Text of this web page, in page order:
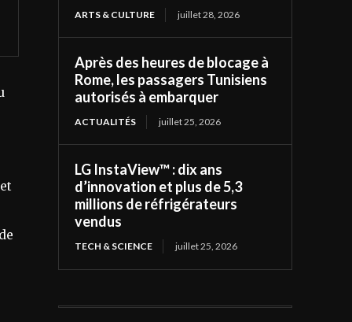
ARTS & CULTURE juillet 28, 2026
Après des heures de blocage à
Rome, les passagers Tunisiens
autorisés à embarquer
ACTUALITÉS juillet 25, 2026
LG InstaView™ : dix ans
d’innovation et plus de 5,3
millions de réfrigérateurs
vendus
TECH & SCIENCE juillet 25, 2026